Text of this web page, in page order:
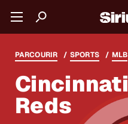
PARCOURIR SPORTS MLB
Cincinnati
Reds